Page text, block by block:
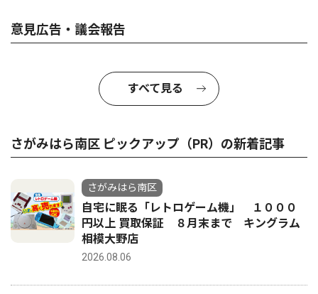
意見広告・議会報告
すべて見る
さがみはら南区 ピックアップ（PR）の新着記事
さがみはら南区
自宅に眠る「レトロゲーム機」 １０００
円以上 買取保証 ８月末まで キングラム
相模大野店
2026.08.06